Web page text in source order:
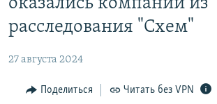
основному
Вернутся
МНЕНИЯ
КУЛЬТУРА
оказались компании из
расследования "Схем"
27 августа 2024
Поделиться Читать без VPN